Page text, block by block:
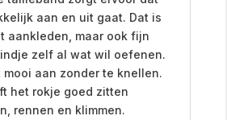
aan en uit gaat. Dat is
aankleden, maar ook fijn
zelf al wat wil oefenen.
aan zonder te knellen.
het rokje goed zitten
rennen en klimmen.